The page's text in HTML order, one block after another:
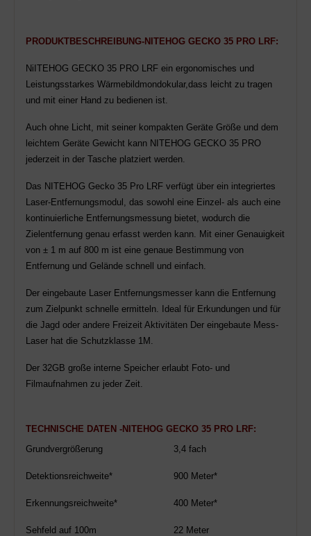
PRODUKTBESCHREIBUNG-NITEHOG GECKO 35 PRO LRF:
NiITEHOG GECKO 35 PRO LRF ein ergonomisches und
Leistungsstarkes Wärmebildmondokular,dass leicht zu tragen
und mit einer Hand zu bedienen ist.
Auch ohne Licht, mit seiner kompakten Geräte Größe und dem
leichtem Geräte Gewicht kann NITEHOG GECKO 35 PRO
jederzeit in der Tasche platziert werden.
Das NITEHOG Gecko 35 Pro LRF verfügt über ein integriertes
Laser-Entfernungsmodul, das sowohl eine Einzel- als auch eine
kontinuierliche Entfernungsmessung bietet, wodurch die
Zielentfernung genau erfasst werden kann. Mit einer Genauigkeit
von ± 1 m auf 800 m ist eine genaue Bestimmung von
Entfernung und Gelände schnell und einfach.
Der eingebaute Laser Entfernungsmesser kann die Entfernung
zum Zielpunkt schnelle ermitteln. Ideal für Erkundungen und für
die Jagd oder andere Freizeit Aktivitäten Der eingebaute Mess-
Laser hat die Schutzklasse 1M.
Der 32GB große interne Speicher erlaubt Foto- und
Filmaufnahmen zu jeder Zeit.
TECHNISCHE DATEN -NITEHOG GECKO 35 PRO LRF:
Grundvergrößerung
3,4 fach
Detektionsreichweite* 900 Meter*
Erkennungsreichweite* 400 Meter*
Sehfeld auf 100m 22 Meter